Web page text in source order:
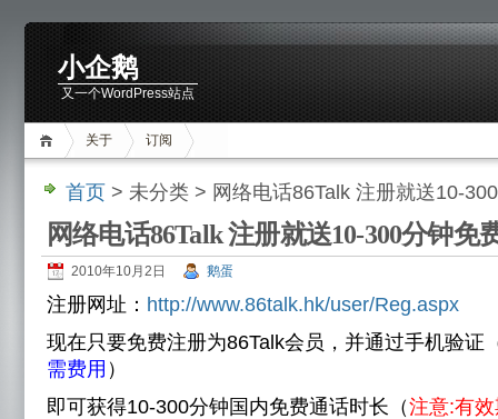
小企鹅
又一个WordPress站点
关于 订阅
首页 > 未分类 > 网络电话86Talk 注册就送10-
网络电话86Talk 注册就送10-300分钟免
2010年10月2日 鹅蛋
注册网址： http://www.86talk.hk/user/Reg.aspx
现在只要免费注册为86Talk会员，并通过手机验证
需费用 ）
即可获得10-300分钟国内免费通话时长（注意:有